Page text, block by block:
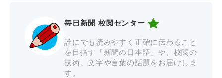
毎日新聞 校閲センター
誰にでも読みやすく正確に伝わること
を目指す「新聞の日本語」や、校閲の
技術、文字や言葉の話題をお届けしま
す。